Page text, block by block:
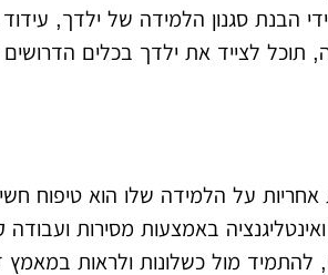
הבנת סגנון הלמידה של ילדך,
תוכל לצייד את ילדך בכלים
על הלמידה שלו הוא טיפוח
באמצעות מסירות
להתמיד מול כשלונות ולראות